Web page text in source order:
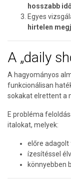
hosszabb
Egyes
hirtelen
A „daily
A hagyományos
funkcionálisan
sokakat elrettent a
E probléma
italokat, melyek:
előre
ízesítéssel
könnyebben